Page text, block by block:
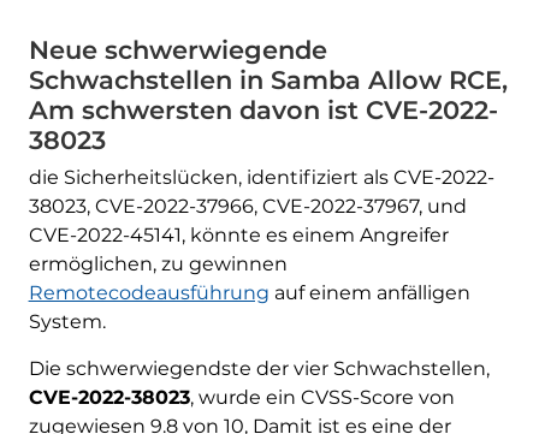
Neue schwerwiegende
Schwachstellen in Samba Allow RCE,
Am schwersten davon ist CVE-2022-
38023
die Sicherheitslücken, identifiziert als CVE-2022-
38023, CVE-2022-37966, CVE-2022-37967, und
CVE-2022-45141, könnte es einem Angreifer
ermöglichen, zu gewinnen
Remotecodeausführung auf einem anfälligen
System.
Die schwerwiegendste der vier Schwachstellen,
CVE-2022-38023, wurde ein CVSS-Score von
zugewiesen 9.8 von 10, Damit ist es eine der